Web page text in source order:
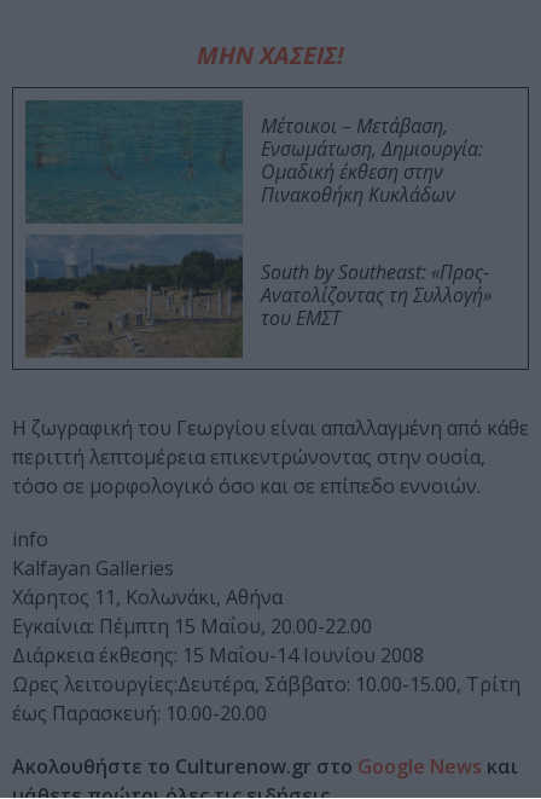
ΜΗΝ ΧΑΣΕΙΣ!
Μέτοικοι – Μετάβαση,
Ενσωμάτωση, Δημιουργία:
Ομαδική έκθεση στην
Πινακοθήκη Κυκλάδων
South by Southeast: «Προς-
Ανατολίζοντας τη Συλλογή»
του ΕΜΣΤ
Η ζωγραφική του Γεωργίου είναι απαλλαγμένη από κάθε
περιττή λεπτομέρεια επικεντρώνοντας στην ουσία,
τόσο σε μορφολογικό όσο και σε επίπεδο εννοιών.
info
Kalfayan Galleries
Χάρητος 11, Κολωνάκι, Αθήνα
Εγκαίνια: Πέμπτη 15 Μαΐου, 20.00-22.00
Διάρκεια έκθεσης: 15 Μαΐου-14 Ιουνίου 2008
Ωρες λειτουργίες:Δευτέρα, Σάββατο: 10.00-15.00, Τρίτη
έως Παρασκευή: 10.00-20.00
Ακολουθήστε το Culturenow.gr στο Google News και